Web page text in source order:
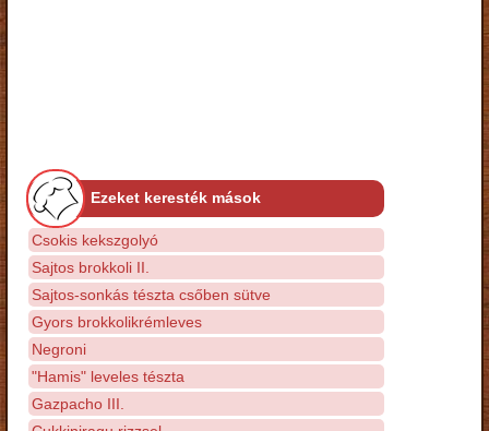
Ezeket keresték mások
Csokis kekszgolyó
Sajtos brokkoli II.
Sajtos-sonkás tészta csőben sütve
Gyors brokkolikrémleves
Negroni
"Hamis" leveles tészta
Gazpacho III.